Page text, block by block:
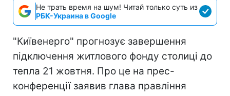
Не трать время на шум! Читай только суть из
РБК-Украина в Google
"Київенерго" прогнозує завершення
підключення житлового фонду столиці до
тепла 21 жовтня. Про це на прес-
конференції заявив глава правління